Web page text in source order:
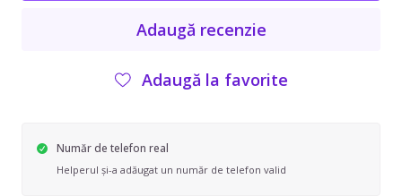
Adaugă recenzie
Adaugă la favorite
Număr de telefon real
Helperul și-a adăugat un număr de telefon valid